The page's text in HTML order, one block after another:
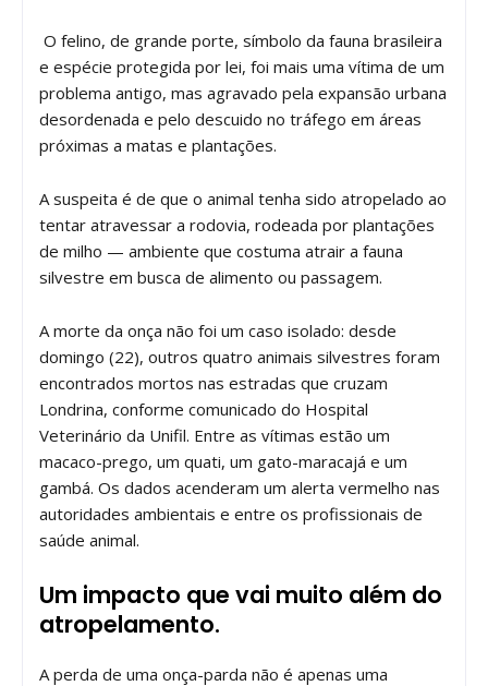
O felino, de grande porte, símbolo da fauna brasileira
e espécie protegida por lei, foi mais uma vítima de um
problema antigo, mas agravado pela expansão urbana
desordenada e pelo descuido no tráfego em áreas
próximas a matas e plantações.
A suspeita é de que o animal tenha sido atropelado ao
tentar atravessar a rodovia, rodeada por plantações
de milho — ambiente que costuma atrair a fauna
silvestre em busca de alimento ou passagem.
A morte da onça não foi um caso isolado: desde
domingo (22), outros quatro animais silvestres foram
encontrados mortos nas estradas que cruzam
Londrina, conforme comunicado do Hospital
Veterinário da Unifil. Entre as vítimas estão um
macaco-prego, um quati, um gato-maracajá e um
gambá. Os dados acenderam um alerta vermelho nas
autoridades ambientais e entre os profissionais de
saúde animal.
Um impacto que vai muito além do
atropelamento.
A perda de uma onça-parda não é apenas uma